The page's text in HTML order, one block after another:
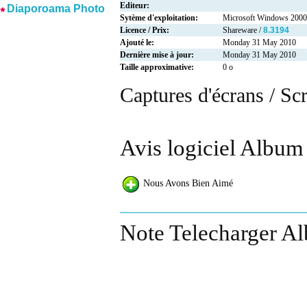
Diaporoama Photo
Editeur:
Sytème d'exploitation:
Microsoft Windows
Licence / Prix:
Shareware /8.3194
Ajouté le:
Monday 31 May 2010
Dernière mise à jour:
Monday 31 May 2010
Taille approximative:
0 o
Captures d'écrans /
Avis logiciel Album
Nous Avons Bien Aimé
Note Telecharger